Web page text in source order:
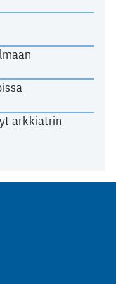
arkkiatrin